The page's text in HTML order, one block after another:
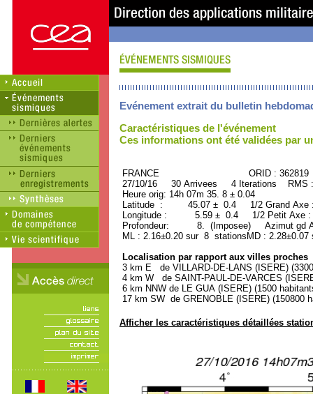
Evénement extrait du bulletin
Caractéristiques de l'événement
Ces informations ont été validées par
FRANCE ORID : 362819
27/10/16 30 Arrivees 4 Iterations RMS
Heure orig: 14h 07m 35. 8 ± 0.04
Latitude : 45.07 ± 0.4 1/2 Grand
Longitude : 5.59 ± 0.4 1/2 Petit Axe
Profondeur: 8. (Imposee) Azimut gd
ML : 2.16±0.20 sur 8 stationsMD :
Localisation par rapport aux villes proches
3 km E de VILLARD-DE-LANS (ISERE)
4 km W de SAINT-PAUL-DE-VARCES
6 km NNW de LE GUA (ISERE) (1500
17 km SW de GRENOBLE (ISERE) (150800
Afficher les caractéristiques détaillées